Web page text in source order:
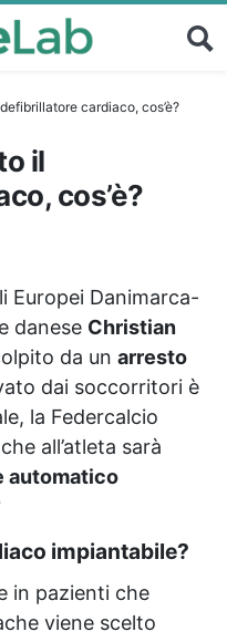
cardiaco, cos’è?
il
cos’è?
Europei Danimarca-
danese Christian
da un arresto
dai soccorritori è
la Federcalcio
all’atleta sarà
automatico
impiantabile?
in pazienti che
viene scelto